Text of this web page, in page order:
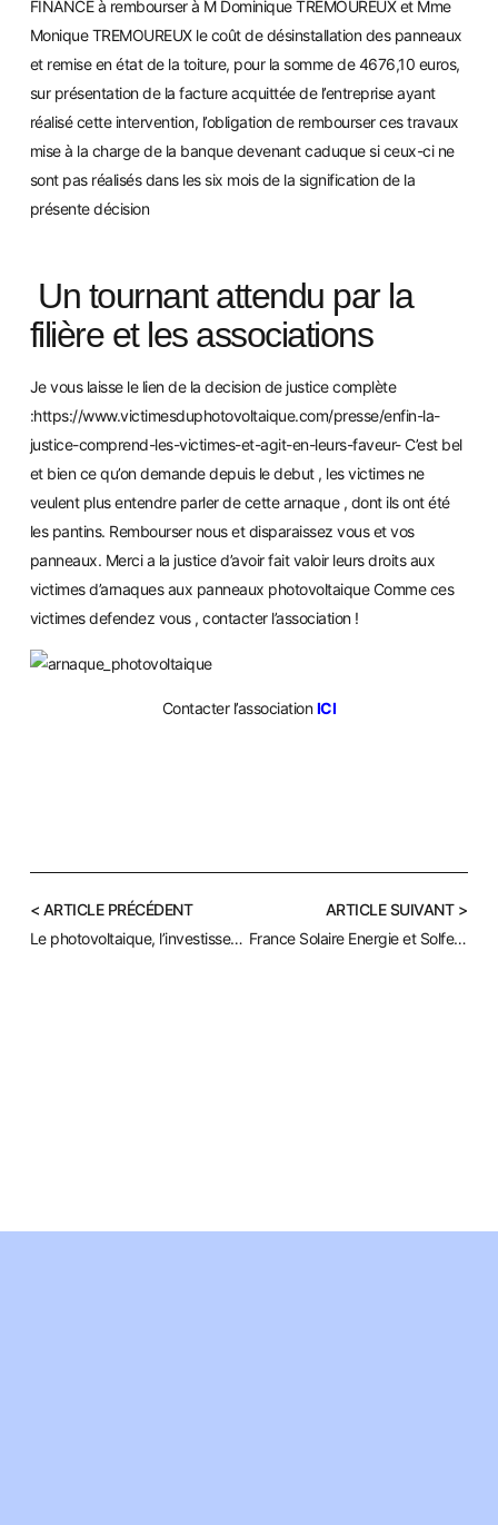
FINANCE à rembourser à M Dominique TREMOUREUX et Mme
Monique TREMOUREUX le coût de désinstallation des panneaux
et remise en état de la toiture, pour la somme de 4676,10 euros,
sur présentation de la facture acquittée de l’entreprise ayant
réalisé cette intervention, l’obligation de rembourser ces travaux
mise à la charge de la banque devenant caduque si ceux-ci ne
sont pas réalisés dans les six mois de la signification de la
présente décision
Un tournant attendu par la
filière et les associations
Je vous laisse le lien de la decision de justice complète
:https://www.victimesduphotovoltaique.com/presse/enfin-la-
justice-comprend-les-victimes-et-agit-en-leurs-faveur-C’est bel
et bien ce qu’on demande depuis le debut , les victimes ne
veulent plus entendre parler de cette arnaque , dont ils ont été
les pantins. Rembourser nous et disparaissez vous et vos
panneaux. Merci a la justice d’avoir fait valoir leurs droits aux
victimes d’arnaques aux panneaux photovoltaique Comme ces
victimes defendez vous , contacter l’association !
Contacter l’associationICI
< ARTICLE PRÉCÉDENT
Le photovoltaique, l’investissement reste t’il rentable ?
ARTICLE SUIVANT >
France Solaire Energie et Solfea condamne !